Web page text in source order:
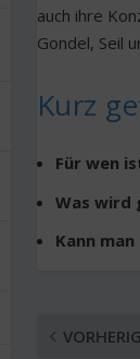
auch ihre
Gondel, Seil
Kurz
Für wen
Was wird
Kann